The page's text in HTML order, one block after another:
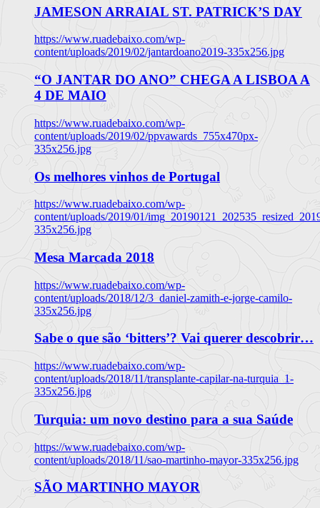
JAMESON ARRAIAL ST. PATRICK’S DAY
https://www.ruadebaixo.com/wp-
content/uploads/2019/02/jantardoano2019-335x256.jpg
“O JANTAR DO ANO” CHEGA A LISBOA A
4 DE MAIO
https://www.ruadebaixo.com/wp-
content/uploads/2019/02/ppvawards_755x470px-
335x256.jpg
Os melhores vinhos de Portugal
https://www.ruadebaixo.com/wp-
content/uploads/2019/01/
335x256.jpg
Mesa Marcada 2018
https://www.ruadebaixo.com/wp-
content/uploads/2018/12/3_daniel-zamith-e-jorge-camilo-
335x256.jpg
Sabe o que são ‘bitters’? Vai querer descobrir…
https://www.ruadebaixo.com/wp-
content/uploads/2018/11/transplante-capilar-na-turquia_1-
335x256.jpg
Turquia: um novo destino para a sua Saúde
https://www.ruadebaixo.com/wp-
content/uploads/2018/11/sao-martinho-mayor-335x256.jpg
SÃO MARTINHO MAYOR